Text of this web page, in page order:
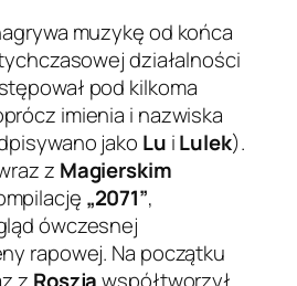
muzykę od końca
działalności
pod kilkoma
imienia i nazwiska
jako Lu iLulek).
z Magierskim
„2071”,
ówczesnej
rapowej. Na początku